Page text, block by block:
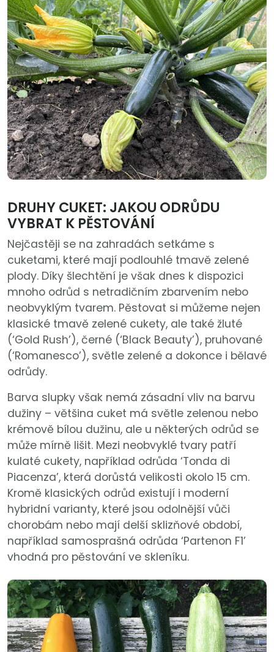
DRUHY CUKET: JAKOU ODRŮDU
VYBRAT K PĚSTOVÁNÍ
Nejčastěji se na zahradách setkáme s
cuketami, které mají podlouhlé tmavě zelené
plody. Díky šlechtění je však dnes k dispozici
mnoho odrůd s netradičním zbarvením nebo
neobvyklým tvarem. Pěstovat si můžeme nejen
klasické tmavě zelené cukety, ale také žluté
(‘Gold Rush’), černé (‘Black Beauty’), pruhované
(‘Romanesco’), světle zelené a dokonce i bělavé
odrůdy.
Barva slupky však nemá zásadní vliv na barvu
dužiny – většina cuket má světle zelenou nebo
krémově bílou dužinu, ale u některých odrůd se
může mírně lišit. Mezi neobvyklé tvary patří
kulaté cukety, například odrůda ‘Tonda di
Piacenza’, která dorůstá velikosti okolo 15 cm.
Kromě klasických odrůd existují i moderní
hybridní varianty, které jsou odolnější vůči
chorobám nebo mají delší sklizňové období,
například samosprašná odrůda ‘Partenon F1’
vhodná pro pěstování ve skleníku.